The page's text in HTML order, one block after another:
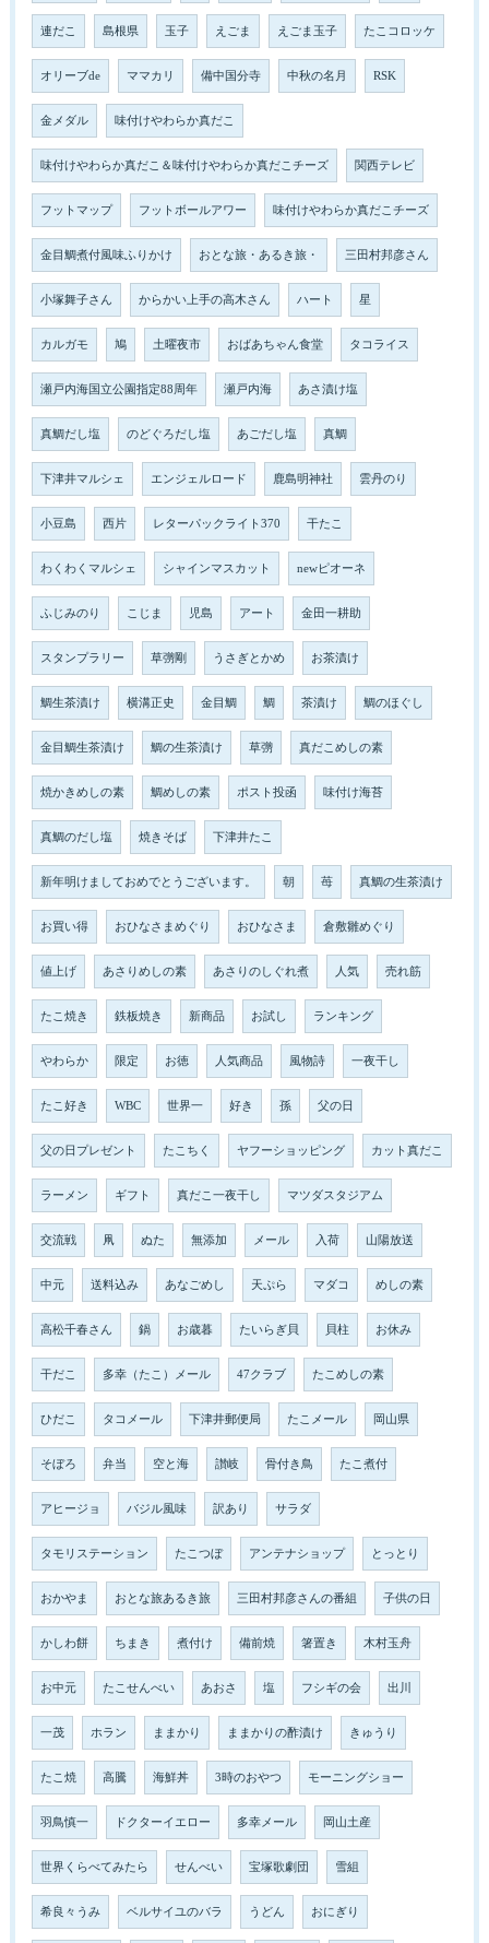
連だこ 島根県 玉子 えごま えごま玉子 たこコロッケ
オリーブde ママカリ 備中国分寺 中秋の名月 RSK
金メダル 味付けやわらか真だこ
味付けやわらか真だこ＆味付けやわらか真だこチーズ 関西テレビ
フットマップ フットボールアワー 味付けやわらか真だこチーズ
金目鯛煮付風味ふりかけ おとな旅・あるき旅・ 三田村邦彦さん
小塚舞子さん からかい上手の高木さん ハート 星
カルガモ 鳩 土曜夜市 おばあちゃん食堂 タコライス
瀬戸内海国立公園指定88周年 瀬戸内海 あさ漬け塩
真鯛だし塩 のどぐろだし塩 あごだし塩 真鯛
下津井マルシェ エンジェルロード 鹿島明神社 雲丹のり
小豆島 西片 レターパックライト370 干たこ
わくわくマルシェ シャインマスカット newピオーネ
ふじみのり こじま 児島 アート 金田一耕助
スタンプラリー 草彅剛 うさぎとかめ お茶漬け
鯛生茶漬け 横溝正史 金目鯛 鯛 茶漬け 鯛のほぐし
金目鯛生茶漬け 鯛の生茶漬け 草彅 真だこめしの素
焼かきめしの素 鯛めしの素 ポスト投函 味付け海苔
真鯛のだし塩 焼きそば 下津井たこ
新年明けましておめでとうございます。 朝 苺 真鯛の生茶漬け
お買い得 おひなさまめぐり おひなさま 倉敷雛めぐり
値上げ あさりめしの素 あさりのしぐれ煮 人気 売れ筋
たこ焼き 鉄板焼き 新商品 お試し ランキング
やわらか 限定 お徳 人気商品 風物詩 一夜干し
たこ好き WBC 世界一 好き 孫 父の日
父の日プレゼント たこちく ヤフーショッピング カット真だこ
ラーメン ギフト 真だこ一夜干し マツダスタジアム
交流戦 凧 ぬた 無添加 メール 入荷 山陽放送
中元 送料込み あなごめし 天ぷら マダコ めしの素
高松千春さん 鍋 お歳暮 たいらぎ貝 貝柱 お休み
干だこ 多幸（たこ）メール 47クラブ たこめしの素
ひだこ タコメール 下津井郵便局 たこメール 岡山県
そぼろ 弁当 空と海 讃岐 骨付き鳥 たこ煮付
アヒージョ バジル風味 訳あり サラダ
タモリステーション たこつぼ アンテナショップ とっとり
おかやま おとな旅あるき旅 三田村邦彦さんの番組 子供の日
かしわ餅 ちまき 煮付け 備前焼 箸置き 木村玉舟
お中元 たこせんべい あおさ 塩 フシギの会 出川
一茂 ホラン ままかり ままかりの酢漬け きゅうり
たこ焼 高騰 海鮮丼 3時のおやつ モーニングショー
羽鳥慎一 ドクターイエロー 多幸メール 岡山土産
世界くらべてみたら せんべい 宝塚歌劇団 雪組
希良々うみ ベルサイユのバラ うどん おにぎり